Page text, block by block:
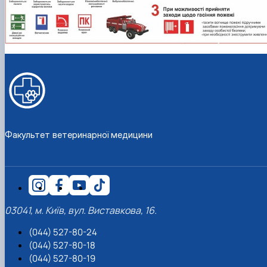
Факультет ветеринарної медицини
03041, м. Київ, вул. Виставкова, 16.
(044) 527-80-24
(044) 527-80-18
(044) 527-80-19